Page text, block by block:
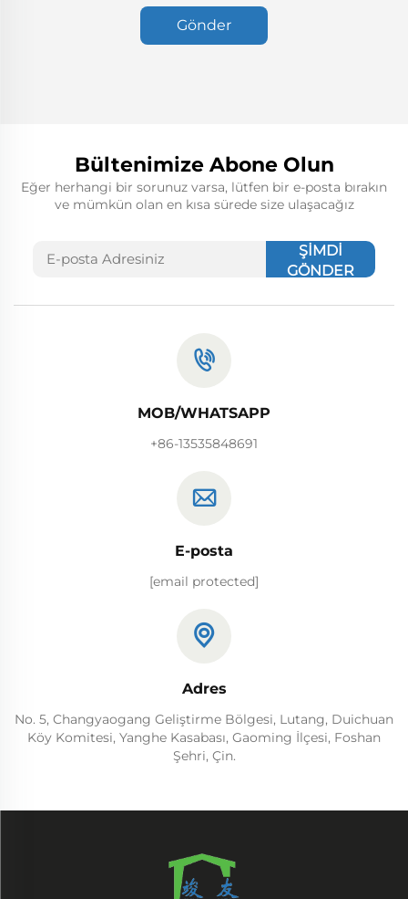
Gönder
Bültenimize Abone Olun
Eğer herhangi bir sorunuz varsa, lütfen bir e-posta bırakın
ve mümkün olan en kısa sürede size ulaşacağız
ŞİMDİ
GÖNDER
MOB/WHATSAPP
+86-13535848691
E-posta
[email protected]
Adres
No. 5, Changyaogang Geliştirme Bölgesi, Lutang, Duichuan
Köy Komitesi, Yanghe Kasabası, Gaoming İlçesi, Foshan
Şehri, Çin.